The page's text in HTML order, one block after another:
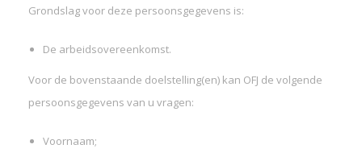
Grondslag voor deze persoonsgegevens is:
De arbeidsovereenkomst.
Voor de bovenstaande doelstelling(en) kan OFJ de volgende
persoonsgegevens van u vragen:
Voornaam;